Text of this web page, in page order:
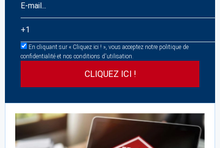
En cliquant sur « Cliquez ici ! », vous acceptez notre politique de
confidentialité et nos conditions d'utilisation.